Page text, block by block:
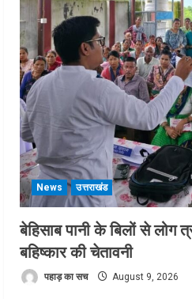
News उत्तराखंड
बेहिसाब पानी के बिलों से लोग
बहिष्कार की चेतावनी
पहाड़ का सच August 9, 2026